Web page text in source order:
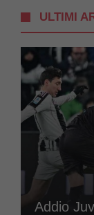
ULTIMI
Addio